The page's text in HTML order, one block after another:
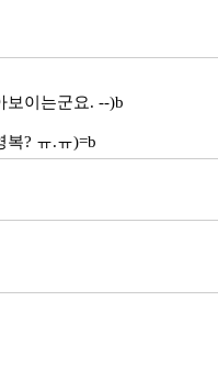
보이는군요. --)b
복? ㅠ.ㅠ)=b